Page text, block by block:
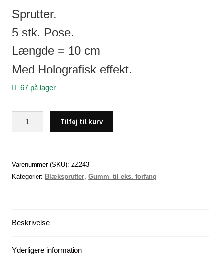
Sprutter.
5 stk. Pose.
Længde = 10 cm
Med Holografisk effekt.
67 på lager
cm
/
-
x
Tilføj til kurv
Varenummer (SKU):ZZ243
Kategorier: Blæksprutter ,Gummi til eks. forfang
Beskrivelse
Yderligere information